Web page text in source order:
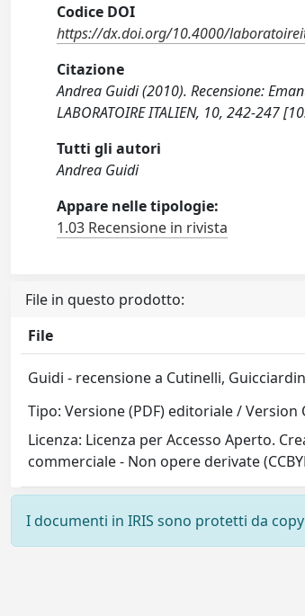
Codice DOI
https://dx.doi.org/10.4000/
Citazione
Andrea Guidi (2010). Recensione:
LABORATOIRE ITALIEN, 10, 242-247
Tutti gli autori
Andrea Guidi
Appare nelle tipologie:
1.03 Recensione in rivista
File in questo prodotto:
File
Guidi - recensione a Cutinelli,
Tipo: Versione (PDF) editoriale / Version
Licenza: Licenza per Accesso Aperto.
commerciale - Non opere derivate
I documenti in IRIS sono protetti da